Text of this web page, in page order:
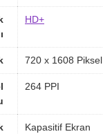
HD+
720 x 1608 Piksel
264 PPI
Kapasitif Ekran